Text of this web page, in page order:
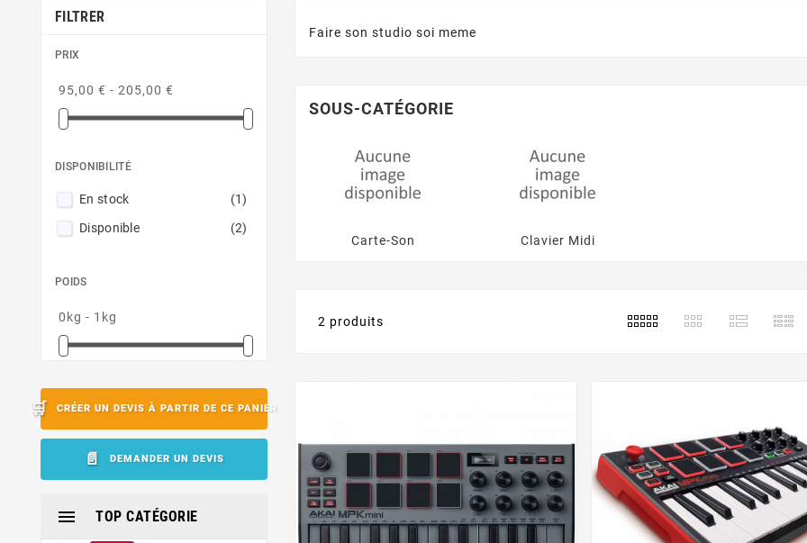
FILTRER
PRIX
95,00 € - 205,00 €
DISPONIBILITÉ
En stock
(1)
Disponible
(2)
POIDS
0kg - 1kg
CRÉER UN DEVIS À PARTIR DE CE PANIER
DEMANDER UN DEVIS
TOP CATÉGORIE

Faire son studio soi meme
SOUS-CATÉGORIE
Carte-Son Clavier Midi
2 produits